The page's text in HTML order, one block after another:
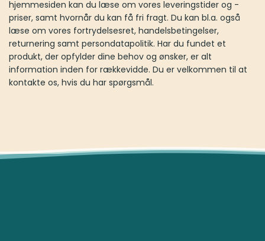
hjemmesiden kan du læse om vores leveringstider og -
priser, samt hvornår du kan få fri fragt. Du kan bl.a. også
læse om vores fortrydelsesret, handelsbetingelser,
returnering samt persondatapolitik. Har du fundet et
produkt, der opfylder dine behov og ønsker, er alt
information inden for rækkevidde. Du er velkommen til at
kontakte os, hvis du har spørgsmål.